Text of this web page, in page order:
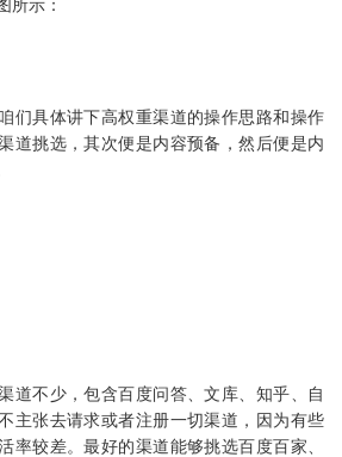
所示：
具体讲下高权重渠道的操作思路和操作
道挑选，其次便是内容预备，然后便是内
不少，包含百度问答、文库、知乎、自
主张去请求或者注册一切渠道，因为有些
率较差。最好的渠道能够挑选百度百家、